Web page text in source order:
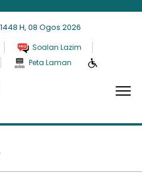
H, 08 Ogos 2026
Soalan Lazim
Peta Laman